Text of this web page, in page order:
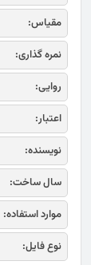
مقیاس:
نمره گذاری:
روایی:
اعتبار:
نویسنده:
سال ساخت:
موارد استفاده:
نوع فایل: